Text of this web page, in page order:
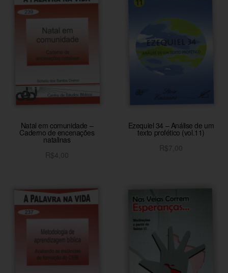
Natal em comunidade –
Caderno de encenações
natalinas
R$4,00
Ezequiel 34 – Análise de um
texto profético (vol.11)
R$7,00